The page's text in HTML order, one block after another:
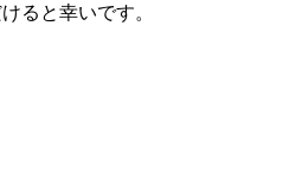
ると幸いです。